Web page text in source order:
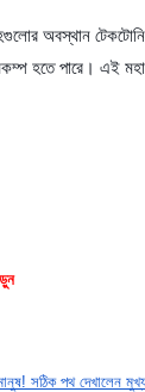
অবস্থান
হতে পারে। এই
সঠিক পথ দেখালেন